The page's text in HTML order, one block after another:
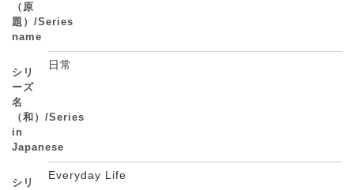
（原
題）/Series
name
シリ
ーズ
名
（和）/Series
in
Japanese
日常
シリ
Everyday Life